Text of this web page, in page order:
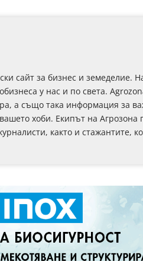
сайт за бизнес и земеделие.
у нас и по света.
а също така информация за
хоби. Екипът на Агрозона
както и стажантите,